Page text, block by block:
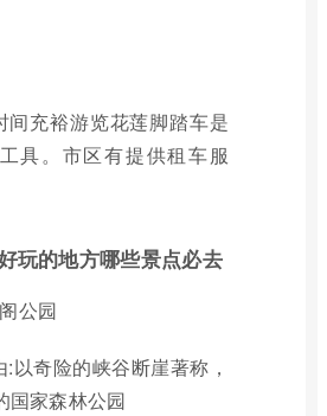
间充裕游览花莲脚踏车是
具。市区有提供租车服
玩的地方哪些景点必去
公园
以奇险的峡谷断崖著称，
国家森林公园